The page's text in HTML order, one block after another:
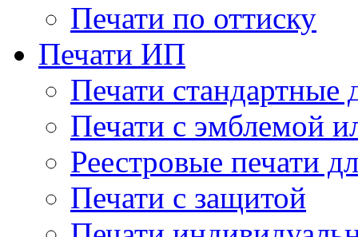
Печати по оттиску
Печати ИП
Печати
Печати с эмблемой
Реестровые печати
Печати с защитой